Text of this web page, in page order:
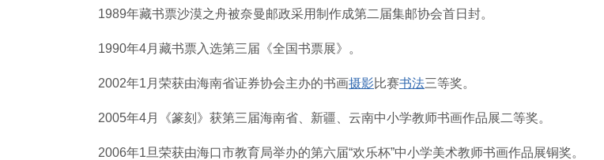
1989年藏书票沙漠之舟被奈曼邮政采用制作成第二届集邮协会首日封。
1990年4月藏书票入选第三届《全国书票展》。
2002年1月荣获由海南省证券协会主办的书画摄影比赛书法三等奖。
2005年4月《篆刻》获第三届海南省、新疆、云南中小学教师书画作品展二等奖。
2006年1旦荣获由海口市教育局举办的第六届“欢乐杯”中小学美术教师书画作品展铜奖。